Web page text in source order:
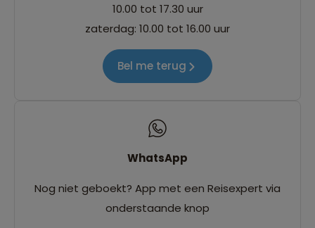
10.00 tot 17.30 uur
zaterdag: 10.00 tot 16.00 uur
Bel me terug
WhatsApp
Nog niet geboekt? App met een Reisexpert via
onderstaande knop